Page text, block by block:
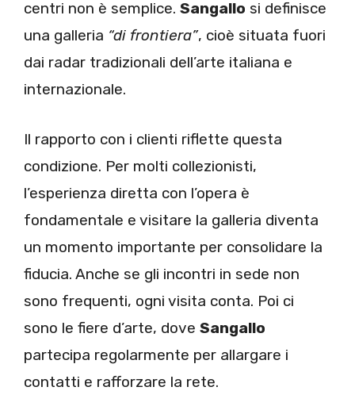
centri non è semplice. Sangallo si definisce
una galleria “di frontiera”, cioè situata fuori
dai radar tradizionali dell’arte italiana e
internazionale.
Il rapporto con i clienti riflette questa
condizione. Per molti collezionisti,
l’esperienza diretta con l’opera è
fondamentale e visitare la galleria diventa
un momento importante per consolidare la
fiducia. Anche se gli incontri in sede non
sono frequenti, ogni visita conta. Poi ci
sono le fiere d’arte, dove Sangallo
partecipa regolarmente per allargare i
contatti e rafforzare la rete.